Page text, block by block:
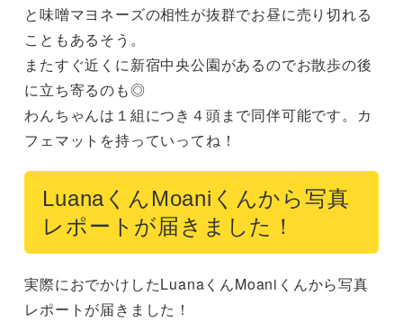
と味噌マヨネーズの相性が抜群でお昼に売り切れる
こともあるそう。
またすぐ近くに新宿中央公園があるのでお散歩の後
に立ち寄るのも◎
わんちゃんは１組につき４頭まで同伴可能です。カ
フェマットを持っていってね！
LuanaくんMoaniくんから写真
レポートが届きました！
実際におでかけしたLuanaくんMoaniくんから写真
レポートが届きました！